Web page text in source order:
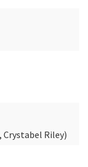
Crystabel Riley)